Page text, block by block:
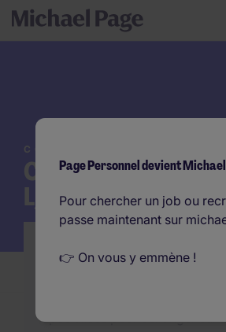
Cabinet de
Lyon
CONTACTEZ-NOUS
Vous cherchez à recruter
spécialisés pour échanger sur
Page Personnel devient
Pour chercher un job ou
passe maintenant sur
👉 On vous y emmène !